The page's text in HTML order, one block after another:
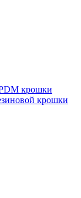
крошки
крошки